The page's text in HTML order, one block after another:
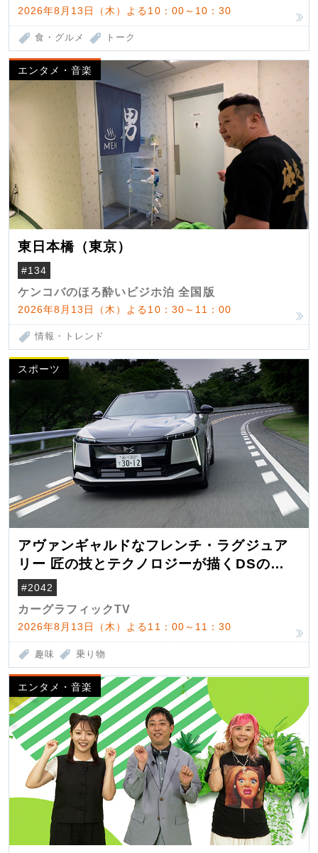
2026年8月13日（木）よる10：00～10：30
食・グルメ トーク
エンタメ・音楽
東日本橋（東京）
#134
ケンコバのほろ酔いビジホ泊 全国版
2026年8月13日（木）よる10：30～11：00
情報・トレンド
スポーツ
アヴァンギャルドなフレンチ・ラグジュア
リー 匠の技とテクノロジーが描くDSの世
界観
#2042
カーグラフィックTV
2026年8月13日（木）よる11：00～11：30
趣味 乗り物
エンタメ・音楽